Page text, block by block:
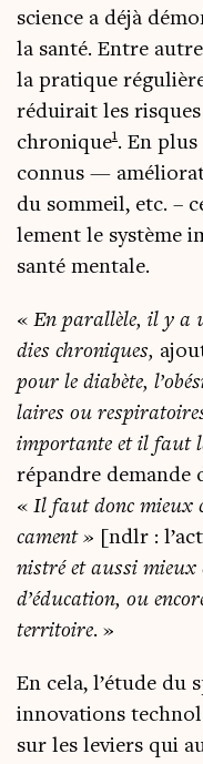
science a déjà
la san­té. Entre
la pra­tique
rédui­rait les
chro­nique1. En
connus —
du som­meil, etc. –
le­ment le sys­tème
san­té mentale.
« En paral­lèle, il y a
dies chro­niques,
pour le dia­bète,
laires ou
impor­tante et il faut
répandre demande
« Il faut donc mieux
ca­ment » [ndlr :
nis­tré et aus­si mieux
d’éducation, ou
ter­ri­toire. »
En cela, l’étude du
inno­va­tions
sur les leviers qui